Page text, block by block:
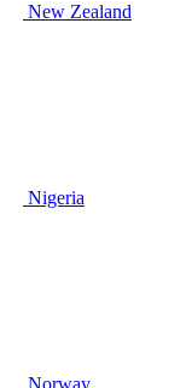
New Zealand
Nigeria
Norway